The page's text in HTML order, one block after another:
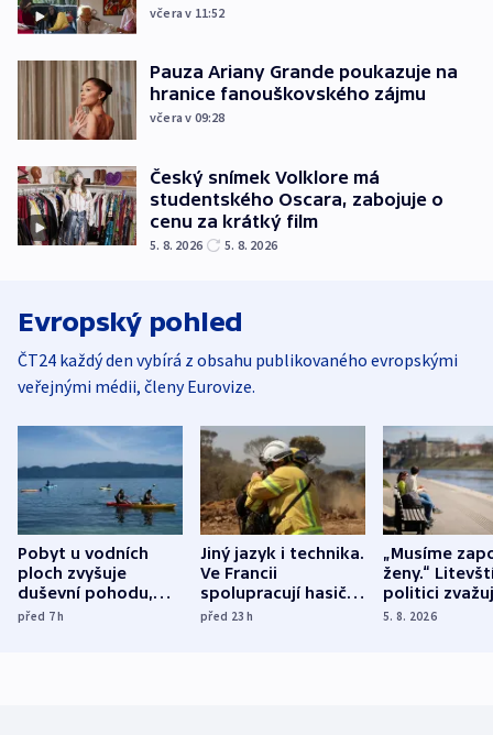
včera v 11:52
Pauza Ariany Grande poukazuje na
hranice fanouškovského zájmu
včera v 09:28
Český snímek Volklore má
studentského Oscara, zabojuje o
cenu za krátký film
5. 8. 2026 5. 8. 2026
Evropský pohled
ČT24 každý den vybírá z obsahu publikovaného evropskými
veřejnými médii, členy Eurovize.
Pobyt u vodních
ploch zvyšuje
duševní pohodu,
ukázala
před 7h
Jiný jazyk i technika.
Ve Francii
spolupracují hasiči z
různých zemí
před 23h
„Musíme
ženy.“
politici
dohodu o
5. 8. 2026